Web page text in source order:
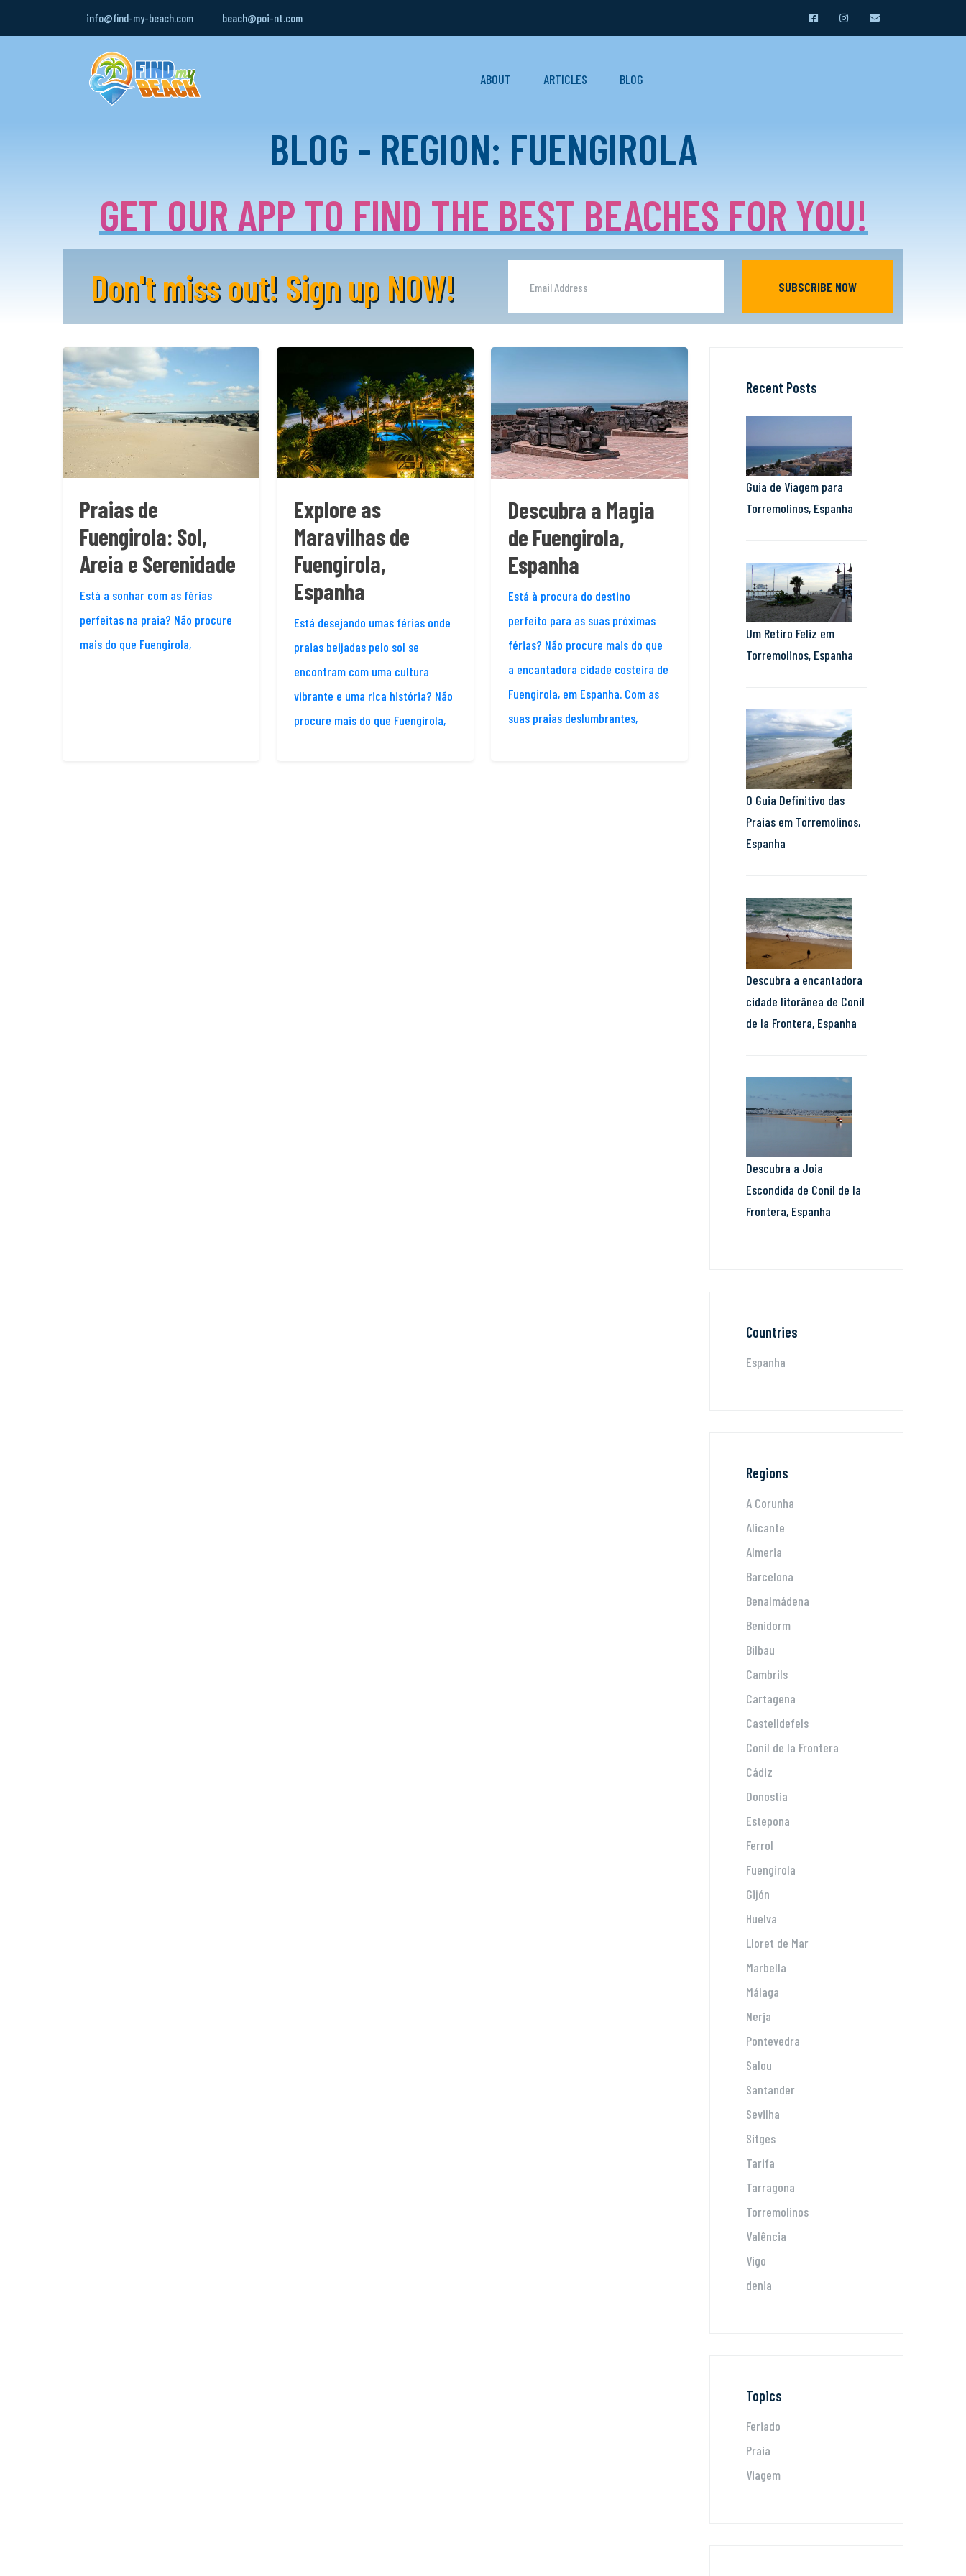
info@find-my-beach.com beach@poi-nt.com
ABOUT ARTICLES BLOG
BLOG - REGION: FUENGIROLA
GET OUR APP TO FIND THE BEST BEACHES FOR YOU!
Don't miss out! Sign up NOW! SUBSCRIBE NOW
Praias de
Fuengirola: Sol,
Areia e Serenidade
Está a sonhar com as férias
perfeitas na praia? Não procure
mais do que Fuengirola,
Explore as
Maravilhas de
Fuengirola,
Espanha
Está desejando umas férias onde
praias beijadas pelo sol se
encontram com uma cultura
vibrante e uma rica história? Não
procure mais do que Fuengirola,
Descubra a Magia
de Fuengirola,
Espanha
Está à procura do destino
perfeito para as suas próximas
férias? Não procure mais do que
a encantadora cidade costeira de
Fuengirola, em Espanha. Com as
suas praias deslumbrantes,
Recent Posts
Guia de Viagem para
Torremolinos, Espanha
Um Retiro Feliz em
Torremolinos, Espanha
O Guia Definitivo das
Praias em Torremolinos,
Espanha
Descubra a encantadora
cidade litorânea de Conil
de la Frontera, Espanha
Descubra a Joia
Escondida de Conil de la
Frontera, Espanha
Countries
Espanha
Regions
A Corunha
Alicante
Almeria
Barcelona
Benalmádena
Benidorm
Bilbau
Cambrils
Cartagena
Castelldefels
Conil de la Frontera
Cádiz
Donostia
Estepona
Ferrol
Fuengirola
Gijón
Huelva
Lloret de Mar
Marbella
Málaga
Nerja
Pontevedra
Salou
Santander
Sevilha
Sitges
Tarifa
Tarragona
Torremolinos
Valência
Vigo
denia
Topics
Feriado
Praia
Viagem